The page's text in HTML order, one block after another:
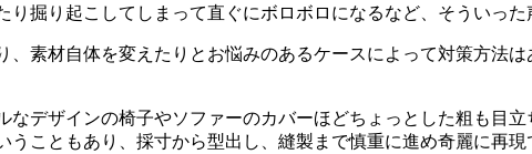
掘り起こしてしまって直ぐにボロボロになるなど、そういった
素材自体を変えたりとお悩みのあるケースによって対策方法
デザインの椅子やソファーのカバーほどちょっとした粗も目
こともあり、採寸から型出し、縫製まで慎重に進め奇麗に再